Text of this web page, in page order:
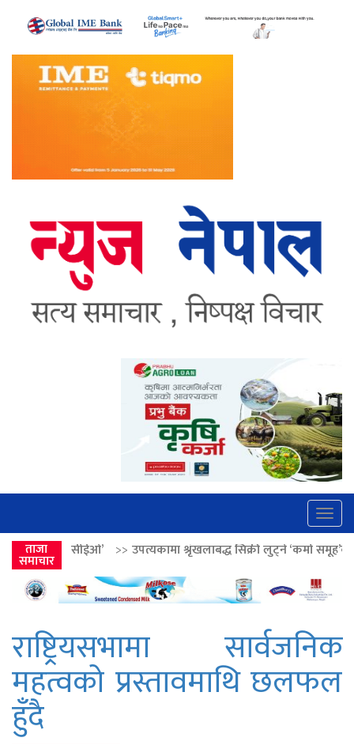
ताजा
समाचार
>>उपत्यकामा श्रृंखलाबद्ध सिक्री लुट्ने ‘कर्मा समूह’का नाइकेसहित पाँच
राष्ट्रियसभामा सार्वजनिक
महत्वको प्रस्तावमाथि छलफल
हुँदै